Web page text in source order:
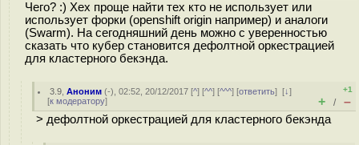
Чего? :) Хех проще найти тех кто не использует или
использует форки (openshift origin например) и аналоги
(Swarm). На сегодняшний день можно с уверенностью
сказать что кубер становится дефолтной оркестрацией
для кластерного бекэнда.
3.9 ,Аноним (-), 02:52, 20/12/2017 [^] [^^] [^^^] [ответить][↓]
[к модератору]
+1
+ / –
> дефолтной оркестрацией для кластерного бекэнда